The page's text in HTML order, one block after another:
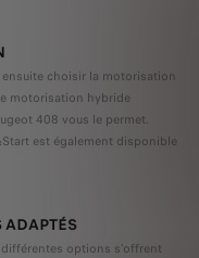
choisir la motorisation
motorisation hybride
408 vous le permet.
est également disponible
ADAPTÉS
options s’offrent